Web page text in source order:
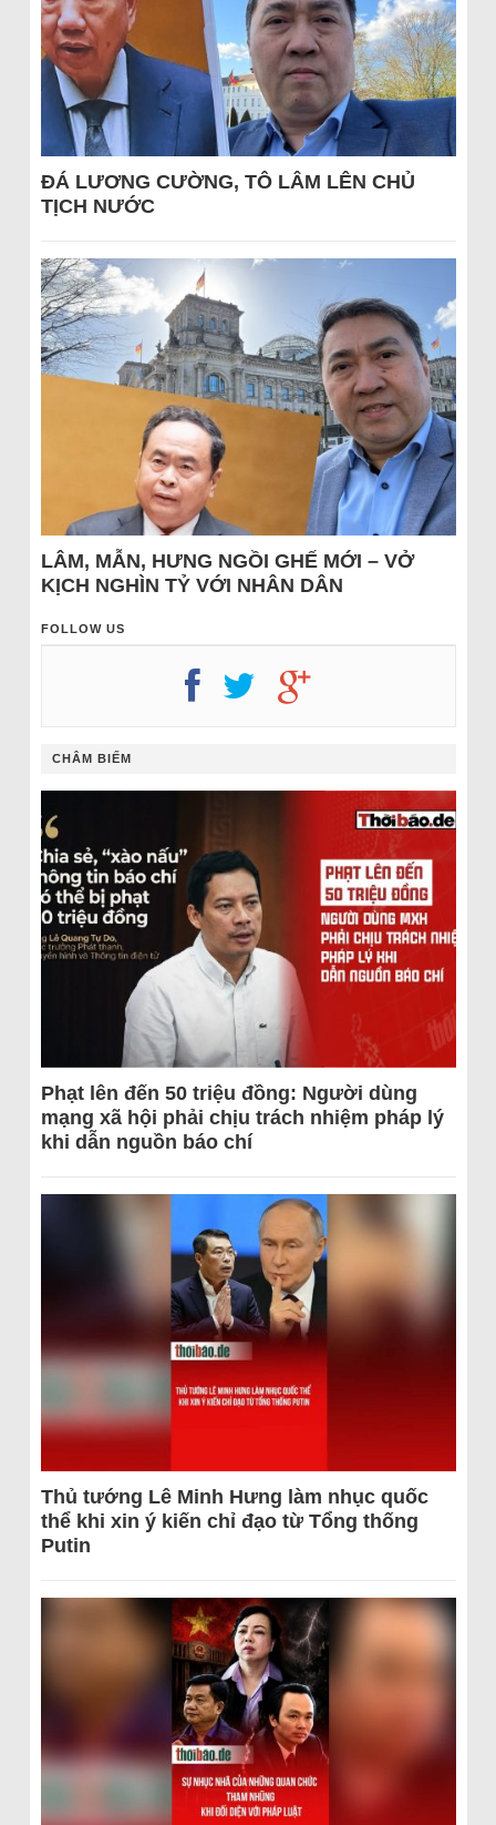
ĐÁ LƯƠNG CƯỜNG, TÔ LÂM LÊN CHỦ
TỊCH NƯỚC
LÂM, MẪN, HƯNG NGỒI GHẾ MỚI – VỞ
KỊCH NGHÌN TỶ VỚI NHÂN DÂN
FOLLOW US
CHÂM BIẾM
Phạt lên đến 50 triệu đồng: Người dùng
mạng xã hội phải chịu trách nhiệm pháp lý
khi dẫn nguồn báo chí
Thủ tướng Lê Minh Hưng làm nhục quốc
thể khi xin ý kiến chỉ đạo từ Tổng thống
Putin